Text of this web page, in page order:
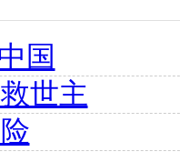
国
世主